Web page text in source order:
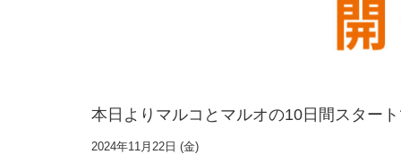
本日よりマルコとマルオの10日間スター
2024年11月22日 (金)